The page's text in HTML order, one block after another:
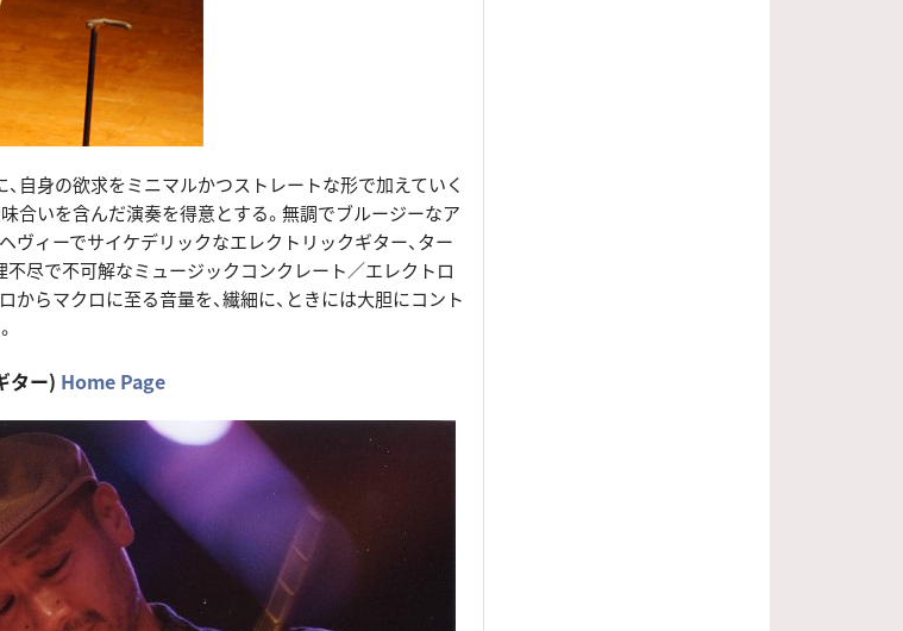
自身の欲求をミニマルかつストレートな形で加えていく
合いを含んだ演奏を得意とする。無調でブルージーなア
ヴィーでサイケデリックなエレクトリックギター、ター
尽で不可解なミュージックコンクレート／エレクトロ
からマクロに至る音量を、繊細に、ときには大胆にコント
ター) Home Page